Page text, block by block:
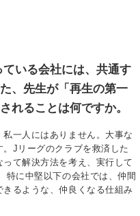
いる会社には、共通す
、先生が「再生の第一
れることは何ですか。
一人にはありません。大事な
Jリーグのクラブを救済した
て解決方法を考え、実行して
特に中堅以下の会社では、仲間
るような、仲良くなる仕組み